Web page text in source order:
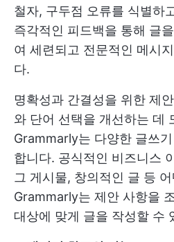
철자, 구두점 오류를 식별하
즉각적인 피드백을 통해 글
여 세련되고 전문적인 메시
다.
명확성과 간결성을 위한 제
와 단어 선택을 개선하는 데
Grammarly는 다양한 글쓰
합니다. 공식적인 비즈니스
그 게시물, 창의적인 글 등
Grammarly는 제안 사항을
대상에 맞게 글을 작성할 수